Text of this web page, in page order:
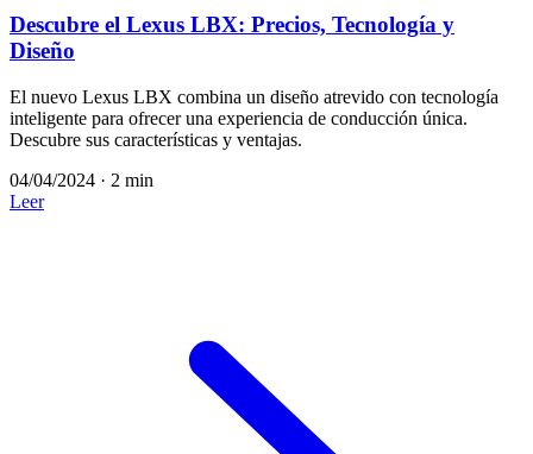
Descubre el Lexus LBX: Precios, Tecnología y
Diseño
El nuevo Lexus LBX combina un diseño atrevido con tecnología
inteligente para ofrecer una experiencia de conducción única.
Descubre sus características y ventajas.
04/04/2024 · 2 min
Leer